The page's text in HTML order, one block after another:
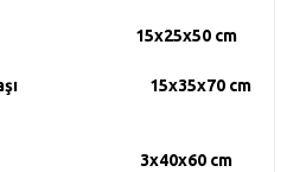
taş 15x25x50 cm
taşı 15x35x70 cm
granit 3x40x60 cm